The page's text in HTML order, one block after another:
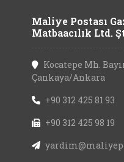
Maliye Postası
Matbaacılık Ltd.
Kocatepe Mh.
Çankaya/Ankara
+90 312 425 81 93
+90 312 425 98 19